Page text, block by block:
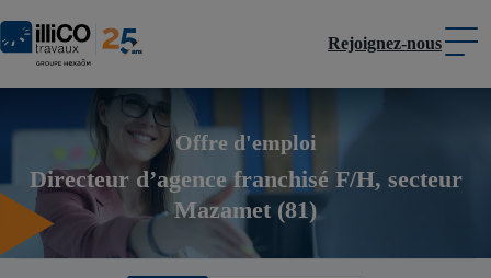
Panneau de gestion des cookies
Rejoignez-nous
Offre d'emploi
Directeur d’agence franchisé F/H, secteur
Mazamet (81)